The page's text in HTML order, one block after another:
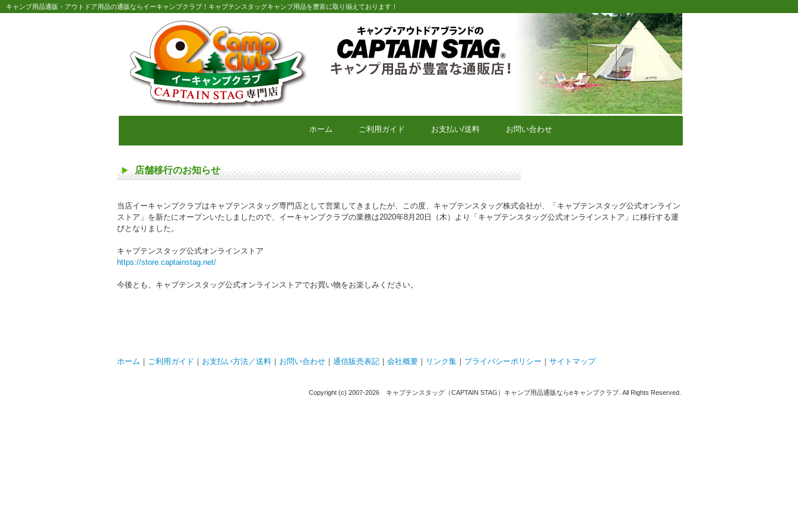
キャンプ用品通販・アウトドア用品の通販ならイーキャンプクラブ！キャプテンスタッグキャンプ用品を豊富に取り揃えております！
キャプテンスタッグキャンプ用品通販店【eキャンプクラブ】
ホーム ご利用ガイド お支払い/送料 お問い合わせ
店舗移行のお知らせ
当店イーキャンプクラブはキャプテンスタッグ専門店として営業してきましたが、この度、キャプテンスタッグ株式会社が、「キャプテンスタッグ公式オンライン
ストア」を新たにオープンいたしましたので、イーキャンプクラブの業務は2020年8月20日（木）より「キャプテンスタッグ公式オンラインストア」に移行する運
びとなりました。
キャプテンスタッグ公式オンラインストア
https://store.captainstag.net/
今後とも、キャプテンスタッグ公式オンラインストアでお買い物をお楽しみください。
ホーム ｜ ご利用ガイド ｜ お支払い方法／送料 ｜ お問い合わせ ｜ 通信販売表記 ｜ 会社概要 ｜ リンク集 ｜ プライバシーポリシー ｜ サイトマップ
Copyright (c) 2007-2026 キャプテンスタッグ（CAPTAIN STAG）キャンプ用品通販ならeキャンプクラブ. All Rights Reserved.